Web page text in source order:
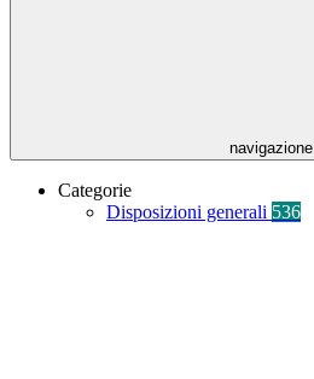
navigazione
Categorie
Disposizioni generali 536